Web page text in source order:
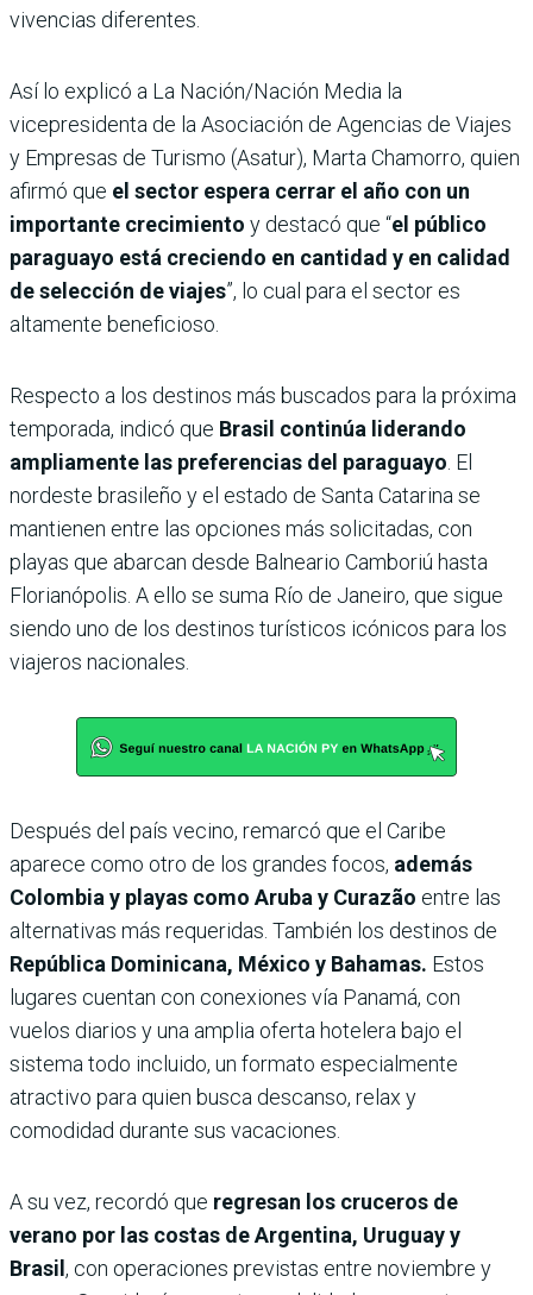
vivencias diferentes.
Así lo explicó a La Nación/Nación Media la
vicepresidenta de la Asociación de Agencias de Viajes
y Empresas de Turismo (Asatur), Marta Chamorro, quien
afirmó que el sector espera cerrar el año con un
importante crecimiento y destacó que “el público
paraguayo está creciendo en cantidad y en calidad
de selección de viajes”, lo cual para el sector es
altamente beneficioso.
Respecto a los destinos más buscados para la próxima
temporada, indicó que Brasil continúa liderando
ampliamente las preferencias del paraguayo . El
nordeste brasileño y el estado de Santa Catarina se
mantienen entre las opciones más solicitadas, con
playas que abarcan desde Balneario Camboriú hasta
Florianópolis. A ello se suma Río de Janeiro, que sigue
siendo uno de los destinos turísticos icónicos para los
viajeros nacionales.
Después del país vecino, remarcó que el Caribe
aparece como otro de los grandes focos, además
Colombia y playas como Aruba y Curazão entre las
alternativas más requeridas. También los destinos de
República Dominicana, México y Bahamas. Estos
lugares cuentan con conexiones vía Panamá, con
vuelos diarios y una amplia oferta hotelera bajo el
sistema todo incluido, un formato especialmente
atractivo para quien busca descanso, relax y
comodidad durante sus vacaciones.
A su vez, recordó que regresan los cruceros de
verano por las costas de Argentina, Uruguay y
Brasil , con operaciones previstas entre noviembre y